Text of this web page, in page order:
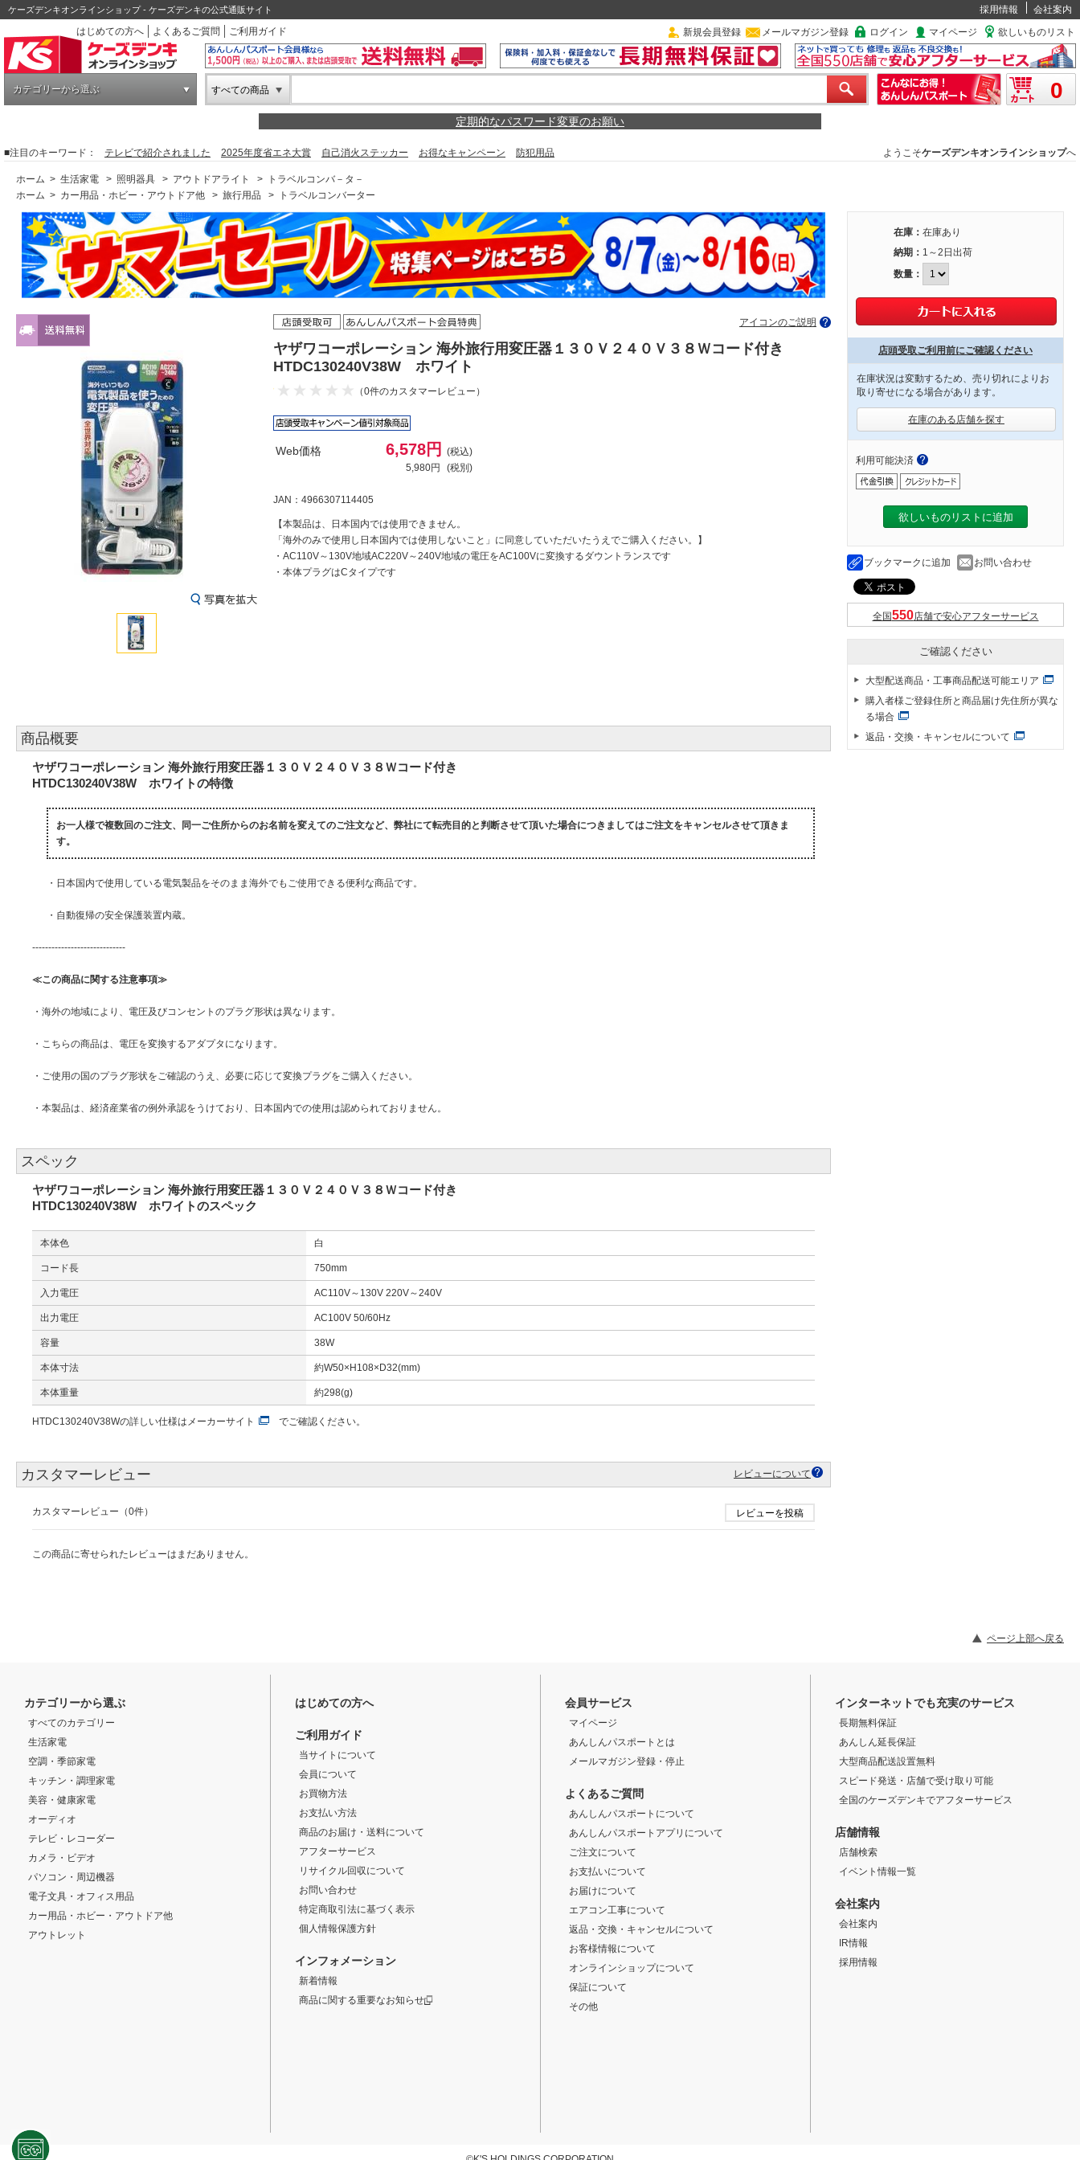
ケーズデンキオンラインショップ - ケーズデンキの公式通販サイト 採用情報
会社案内
はじめての方へ
よくあるご質問 ご利用ガイド 新規会員登録 メールマガジン登録 ログイン マイページ 欲しいものリスト
カテゴリーから選ぶ すべての商品 0
定期的なパスワード変更のお願い
■注目のキーワード： テレビで紹介されました 2025年度省エネ大賞 自己消火ステッカー お得なキャンペーン 防犯用品 ようこそケーズデンキオンラインショップへ
ホーム > 生活家電 > 照明器具 > アウトドアライト >
トラベルコンバ－タ－
ホーム > カー用品・ホビー・アウトドア他 > 旅行用品 > トラベルコンバーター
アイコンのご説明
ヤザワコーポレーション 海外旅行用変圧器１３０Ｖ２４０Ｖ３８Ｗコード付き
HTDC130240V38W ホワイト
（0件のカスタマーレビュー）
Web価格 6,578円
(税込)
5,980円
(税別)
JAN：4966307114405
【本製品は、日本国内では使用できません。
「海外のみで使用し日本国内では使用しないこと」に同意していただいたうえでご購入ください。】
・AC110V～130V地域AC220V～240V地域の電圧をAC100Vに変換するダウントランスです
・本体プラグはCタイプです
商品概要
ヤザワコーポレーション 海外旅行用変圧器１３０Ｖ２４０Ｖ３８Ｗコード付き
HTDC130240V38W ホワイトの特徴
お一人様で複数回のご注文、同一ご住所からのお名前を変えてのご注文など、弊社にて転売目的と判断させて頂いた場合につきましてはご注文をキャンセルさせて頂きま
す。
・日本国内で使用している電気製品をそのまま海外でもご使用できる便利な商品です。
・自動復帰の安全保護装置内蔵。
-----------------------------
≪この商品に関する注意事項≫
・海外の地域により、電圧及びコンセントのプラグ形状は異なります。
・こちらの商品は、電圧を変換するアダプタになります。
・ご使用の国のプラグ形状をご確認のうえ、必要に応じて変換プラグをご購入ください。
・本製品は、経済産業省の例外承認をうけており、日本国内での使用は認められておりません。
スペック
ヤザワコーポレーション 海外旅行用変圧器１３０Ｖ２４０Ｖ３８Ｗコード付き
HTDC130240V38W ホワイトのスペック
本体色 白
コード長 750mm
入力電圧 AC110V～130V 220V～240V
出力電圧 AC100V 50/60Hz
容量 38W
本体寸法 約W50×H108×D32(mm)
本体重量 約298(g)
HTDC130240V38Wの詳しい仕様は メーカーサイト でご確認ください。
カスタマーレビュー レビューについて
カスタマーレビュー（0件） レビューを投稿
この商品に寄せられたレビューはまだありません。
在庫： 在庫あり
納期： 1～2日出荷
数量：
店頭受取ご利用前にご確認ください
在庫状況は変動するため、売り切れによりお
取り寄せになる場合があります。
在庫のある店舗を探す
利用可能決済
欲しいものリストに追加
ブックマークに追加 お問い合わせ
全国 店舗で安心アフターサービス
ご確認ください
大型配送商品・工事商品配送可能エリア
購入者様ご登録住所と商品届け先住所が異な
る場合
返品・交換・キャンセルについて
ページ上部へ戻る
カテゴリーから選ぶ
すべてのカテゴリー
生活家電
空調・季節家電
キッチン・調理家電
美容・健康家電
オーディオ
テレビ・レコーダー
カメラ・ビデオ
パソコン・周辺機器
電子文具・オフィス用品
カー用品・ホビー・アウトドア他
アウトレット
はじめての方へ
ご利用ガイド
当サイトについて
会員について
お買物方法
お支払い方法
商品のお届け・送料について
アフターサービス
リサイクル回収について
お問い合わせ
特定商取引法に基づく表示
個人情報保護方針
インフォメーション
新着情報
商品に関する重要なお知らせ
会員サービス
マイページ
あんしんパスポートとは
メールマガジン登録・停止
よくあるご質問
あんしんパスポートについて
あんしんパスポートアプリについて
ご注文について
お支払いについて
お届けについて
エアコン工事について
返品・交換・キャンセルについて
お客様情報について
オンラインショップについて
保証について
その他
インターネットでも充実のサービス
長期無料保証
あんしん延長保証
大型商品配送設置無料
スピード発送・店舗で受け取り可能
全国のケーズデンキでアフターサービス
店舗情報
店舗検索
イベント情報一覧
会社案内
会社案内
IR情報
採用情報